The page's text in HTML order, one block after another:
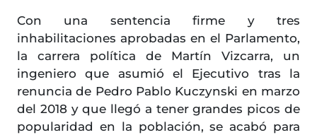
Con una sentencia firme y tres
inhabilitaciones aprobadas en el Parlamento,
la carrera política de Martín Vizcarra, un
ingeniero que asumió el Ejecutivo tras la
renuncia de Pedro Pablo Kuczynski en marzo
del 2018 y que llegó a tener grandes picos de
popularidad en la población, se acabó para